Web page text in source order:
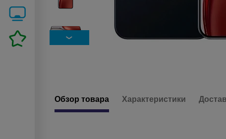
Обзор товара Характеристики